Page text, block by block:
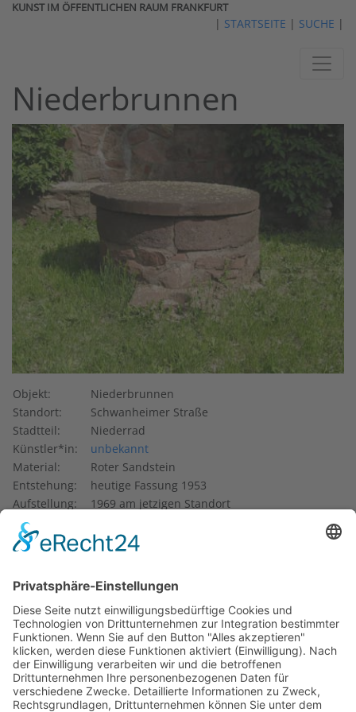
KUNST IM ÖFFENTLICHEN RAUM FRANKFURT
| STARTSEITE | SUCHE |
Niederbrunnen
Objekt:
Niederbrunnen
Standort:
Schwanheimer Straße
Stadtteil:
Niederrad
Künstler*in:
unbekannt
Material:
Roter Sandstein
Entstehung:
heutige Fassung 1953
Aufstellung:
1969 am jetzigen Standort
Eigentum von:
Der
Niederbrunnenin der Schwanheimer Straße 42 wurde
dem Niederräder Bezirksverein im mittelalterlichen Stil
Kirchweih eingeweiht. Um den Brunnen rankt sich eine
Sage: Aus ihm habe der Storch die Kinder für Niederrad
gebracht. Die Quelle des Brunnens ist mittlerweile versiegt.
Der Siedlungsbau verdrängte den Brunnen, der aber 1969
wieder neu entstand. Heute befindet er sich vor einem
Wohnhochhaus. Der runde Brunnen wurde aus